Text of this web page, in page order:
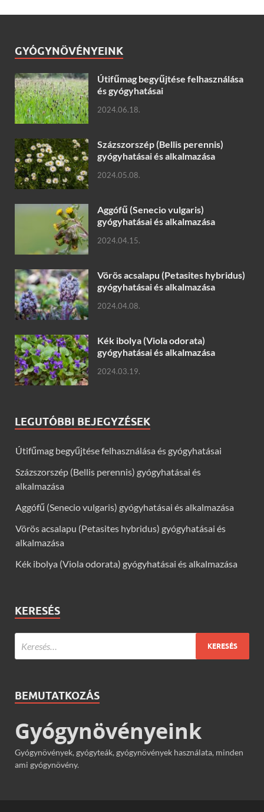
GYÓGYNÖVÉNYEINK
Útifűmag begyűjtése felhasználása
és gyógyhatásai
2024.06.18.
Százszorszép (Bellis perennis)
gyógyhatásai és alkalmazása
2024.05.08.
Aggófű (Senecio vulgaris)
gyógyhatásai és alkalmazása
2024.04.15.
Vörös acsalapu (Petasites hybridus)
gyógyhatásai és alkalmazása
2024.04.08.
Kék ibolya (Viola odorata)
gyógyhatásai és alkalmazása
2024.03.19.
LEGUTÓBBI BEJEGYZÉSEK
Útifűmag begyűjtése felhasználása és gyógyhatásai
Százszorszép (Bellis perennis) gyógyhatásai és
alkalmazása
Aggófű (Senecio vulgaris) gyógyhatásai és alkalmazása
Vörös acsalapu (Petasites hybridus) gyógyhatásai és
alkalmazása
Kék ibolya (Viola odorata) gyógyhatásai és alkalmazása
KERESÉS
BEMUTATKOZÁS
Gyógynövényeink
Gyógynövények, gyógyteák, gyógynövények használata, minden
ami gyógynövény.